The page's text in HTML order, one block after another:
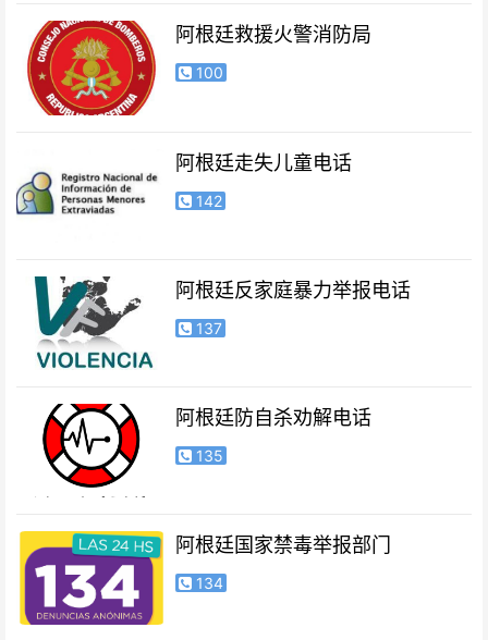
阿根廷救援火警消防局
100
阿根廷走失儿童电话
142
阿根廷反家庭暴力举报电话
137
阿根廷防自杀劝解电话
135
阿根廷国家禁毒举报部门
134